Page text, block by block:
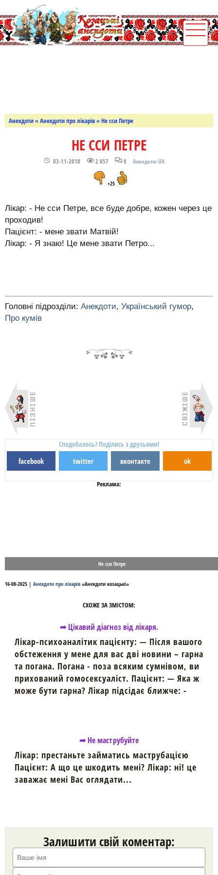
Анекдоти»Анекдоти про лікарів» Не сси Петре
НЕ ССИ ПЕТРЕ
03-11-2018 2 057 0 Анекдоти-UA
+25
Лікар: - Не сси Петре, все буде добре, кожен через це
проходив!
Пацієнт: - мене звати Матвій!
Лікар: - Я знаю! Це мене звати Петро...
Головні підрозділи: Анекдоти, Український гумор,
Про кумів
Сподобалось? Поділись з друзьями!
facebook twitter вконтакте ok
Реклама:
Не сси Петре
16-08-2025 | Анекдоти про лікарів «Анекдоти козацькі»
СХОЖЕ ЗА ЗМІСТОМ:
➦ Цікавий діагноз від лікаря.
Лікар-психоаналітик пацієнту: — Після вашого
обстеження у мене для вас дві новини – гарна
та погана. Погана - поза всяким сумнівом, ви
прихований гомосексуаліст. Пацієнт: — Яка ж
може бути гарна? Лікар підсідає ближче: -
➦ Не маструбуйте
Лікар: престаньте займатись маструбацією
Пацієнт: А що це шкодить мені? Лікар: ні! це
заважає мені Вас оглядати...
Залишити свій коментар: